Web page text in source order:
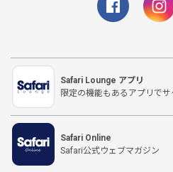
Safari Lounge アプリ
限定の機能もあるアプリで
Safari Online
Safari公式ウェブマガジン